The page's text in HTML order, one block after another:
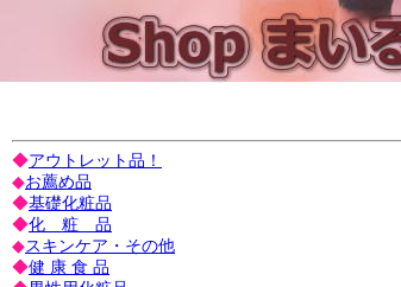
◆アウトレット品！
◆お薦め品
◆基礎化粧品
◆化 粧 品
◆スキンケア・その他
◆健 康 食 品